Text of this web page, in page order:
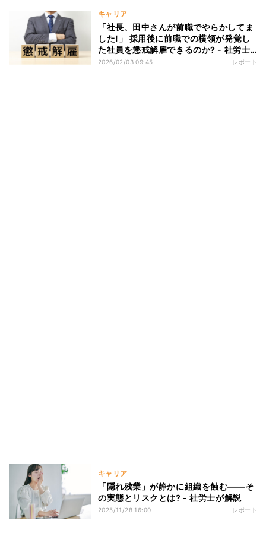
キャリア
「社長、田中さんが前職でやらかしてま
した!」 採用後に前職での横領が発覚し
た社員を懲戒解雇できるのか? - 社労士
が解説
2026/02/03 09:45 レポート
キャリア
「隠れ残業」が静かに組織を蝕む――そ
の実態とリスクとは? - 社労士が解説
2025/11/28 16:00 レポート